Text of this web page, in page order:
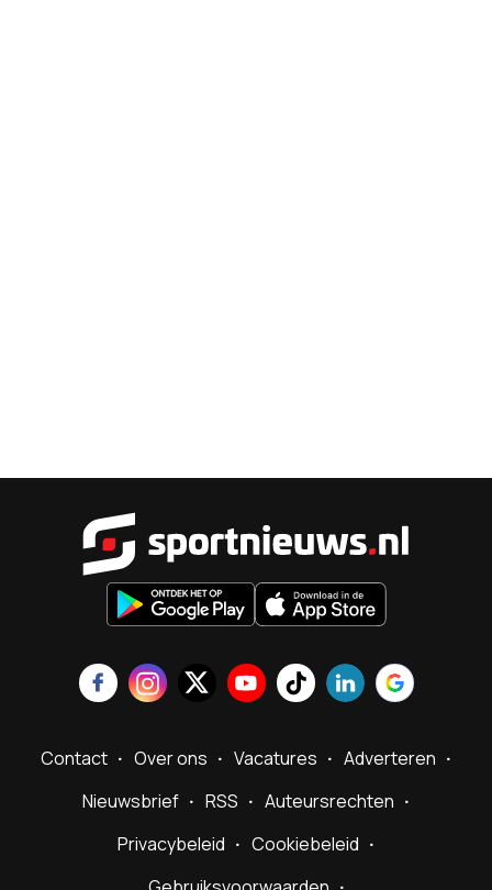
Contact Over ons Vacatures
Adverteren
Nieuwsbrief
RSS
Auteursrechten
Privacybeleid
Cookiebeleid